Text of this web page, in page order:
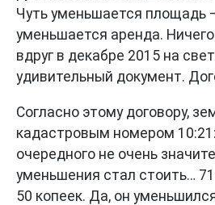
Чуть уменьшается площадь
уменьшается аренда.
вдруг в декабре 2015 на
удивительный документ.
Согласно этому договору,
кадастровым номером
очередного не очень
уменьшения стал стоить…
50 копеек. Да, он